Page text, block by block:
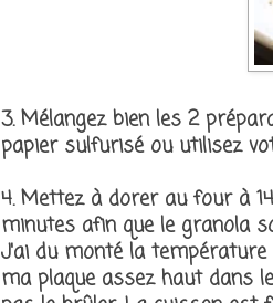
3. Mélangez bien les 2
papier sulfurisé ou utilisez
4. Mettez à dorer au four à
minutes afin que le granola
J'ai du monté la
ma plaque assez haut dans